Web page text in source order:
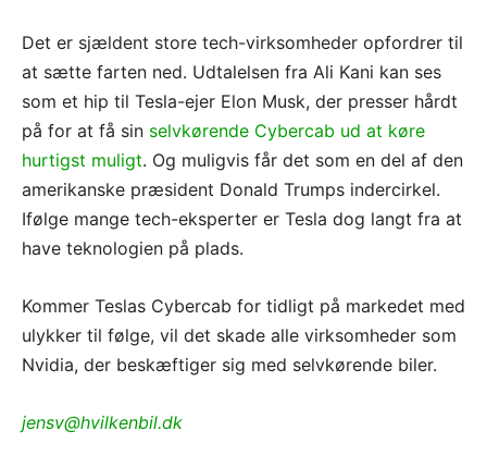
Det er sjældent store tech-virksomheder opfordrer til
at sætte farten ned. Udtalelsen fra Ali Kani kan ses
som et hip til Tesla-ejer Elon Musk, der presser hårdt
på for at få sin selvkørende Cybercab ud at køre
hurtigst muligt. Og muligvis får det som en del af den
amerikanske præsident Donald Trumps indercirkel.
Ifølge mange tech-eksperter er Tesla dog langt fra at
have teknologien på plads.
Kommer Teslas Cybercab for tidligt på markedet med
ulykker til følge, vil det skade alle virksomheder som
Nvidia, der beskæftiger sig med selvkørende biler.
jensv@hvilkenbil.dk